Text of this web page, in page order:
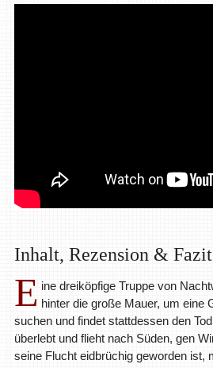
Inhalt, Rezension &
E ine dreiköpfige Truppe von
hinter die große Mauer, um eine
suchen und findet stattdessen den
überlebt und flieht nach Süden, gen
seine Flucht eidbrüchig geworden ist,